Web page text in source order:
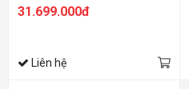
SSD/RTX3050Ti 4G/17.3 inch
31.699.000đ
Liên hệ